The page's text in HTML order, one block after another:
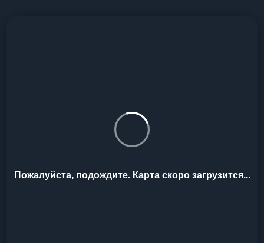
Пожалуйста, подождите. Карта скоро загрузится...